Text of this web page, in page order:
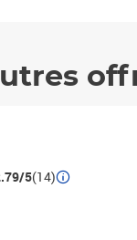
5(14)